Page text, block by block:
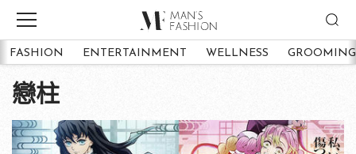
FASHION ENTERTAINMENT WELLNESS GROOMING
戀柱